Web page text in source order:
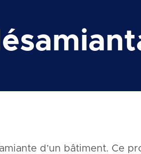
d’un bâtiment. Ce